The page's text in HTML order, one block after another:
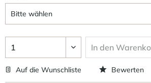
In den
Auf die Wunschliste Bewerten